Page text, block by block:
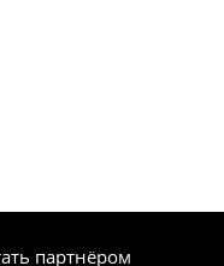
партнёром